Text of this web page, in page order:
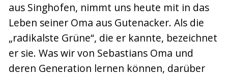
aus Singhofen, nimmt uns heute mit in das
Leben seiner Oma aus Gutenacker. Als die
„radikalste Grüne“, die er kannte, bezeichnet
er sie. Was wir von Sebastians Oma und
deren Generation lernen können, darüber